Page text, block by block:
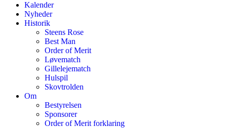
Kalender
Nyheder
Historik
Steens Rose
Best Man
Order of Merit
Løvematch
Gillelejematch
Hulspil
Skovtrolden
Om
Bestyrelsen
Sponsorer
Order of Merit forklaring